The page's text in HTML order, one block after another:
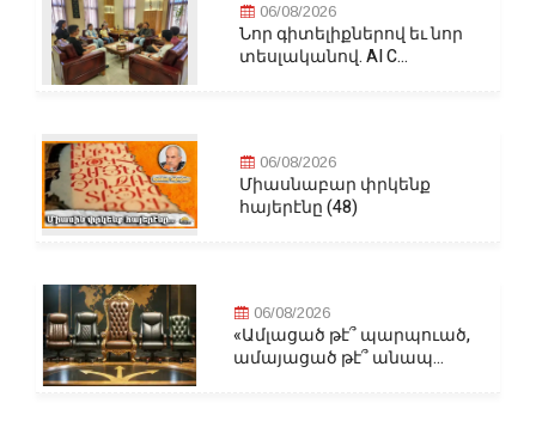
06/08/2026
Նոր գիտելիքներով եւ նոր
տեսլականով. AI C...
06/08/2026
Միասնաբար փրկենք
հայերէնը (48)
06/08/2026
«Ամլացած թէ՞ պարպուած,
ամայացած թէ՞ անապ...